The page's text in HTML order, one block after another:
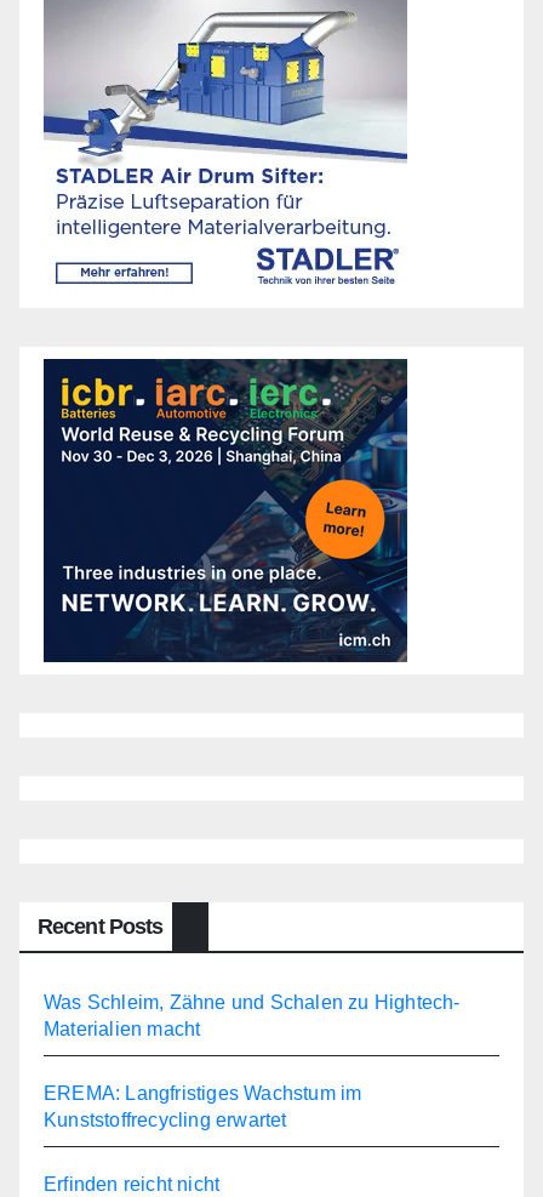
Recent Posts
Was Schleim, Zähne und Schalen zu Hightech-
Materialien macht
EREMA: Langfristiges Wachstum im
Kunststoffrecycling erwartet
Erfinden reicht nicht